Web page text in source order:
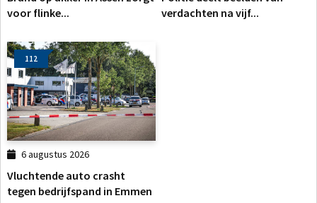
voor flinke...
verdachten na vijf...
112
6 augustus 2026
Vluchtende auto crasht
tegen bedrijfspand in Emmen